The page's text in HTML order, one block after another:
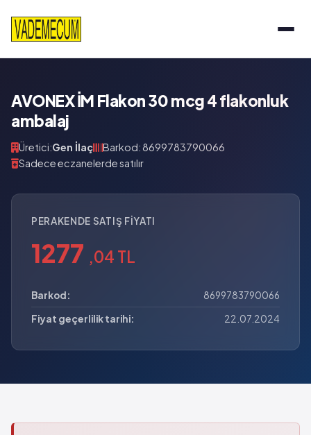
AVONEX İM Flakon 30 mcg 4 flakonluk
ambalaj
Üretici:Gen İlaç
Barkod: 8699783790066
Sadece eczanelerde satılır
PERAKENDE SATIŞ FIYATI
1277 ,04 TL
Barkod:
8699783790066
Fiyat geçerlilik tarihi:
22.07.2024